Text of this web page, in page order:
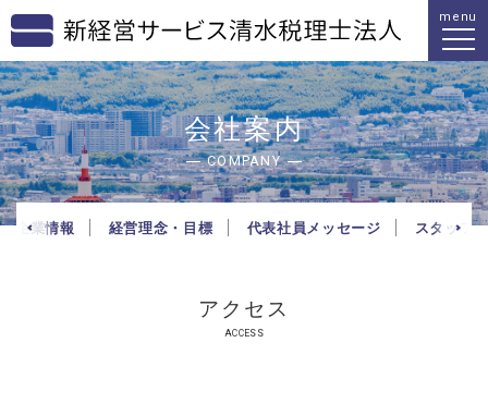
menu
会社案内
COMPANY
企業情報 経営理念・目標 代表社員メッセージ スタッフ
アクセス
ACCESS